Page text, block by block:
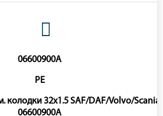
06600900A
PE
колодки 32x1.5 SAF/DAF/Volvo/Scania
06600900A